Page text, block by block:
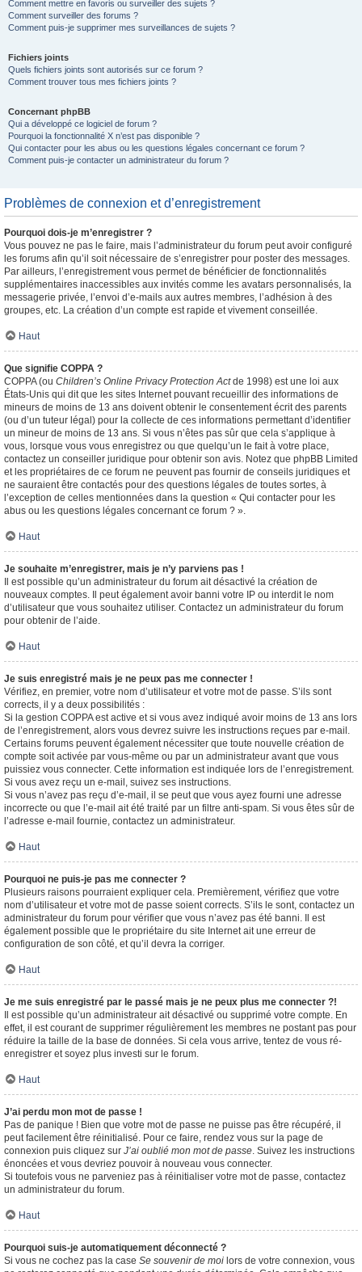
Comment mettre en favoris ou surveiller des sujets ?
Comment surveiller des forums ?
Comment puis-je supprimer mes surveillances de sujets ?
Fichiers joints
Quels fichiers joints sont autorisés sur ce forum ?
Comment trouver tous mes fichiers joints ?
Concernant phpBB
Qui a développé ce logiciel de forum ?
Pourquoi la fonctionnalité X n’est pas disponible ?
Qui contacter pour les abus ou les questions légales concernant ce forum ?
Comment puis-je contacter un administrateur du forum ?
Problèmes de connexion et d’enregistrement
Pourquoi dois-je m’enregistrer ?
Vous pouvez ne pas le faire, mais l’administrateur du forum peut avoir configuré
les forums afin qu’il soit nécessaire de s’enregistrer pour poster des messages.
Par ailleurs, l’enregistrement vous permet de bénéficier de fonctionnalités
supplémentaires inaccessibles aux invités comme les avatars personnalisés, la
messagerie privée, l’envoi d’e-mails aux autres membres, l’adhésion à des
groupes, etc. La création d’un compte est rapide et vivement conseillée.
Haut
Que signifie COPPA ?
COPPA (ou Children’s Online Privacy Protection Actde 1998) est une loi aux
États-Unis qui dit que les sites Internet pouvant recueillir des informations de
mineurs de moins de 13 ans doivent obtenir le consentement écrit des parents
(ou d’un tuteur légal) pour la collecte de ces informations permettant d’identifier
un mineur de moins de 13 ans. Si vous n’êtes pas sûr que cela s’applique à
vous, lorsque vous vous enregistrez ou que quelqu’un le fait à votre place,
contactez un conseiller juridique pour obtenir son avis. Notez que phpBB Limited
et les propriétaires de ce forum ne peuvent pas fournir de conseils juridiques et
ne sauraient être contactés pour des questions légales de toutes sortes, à
l’exception de celles mentionnées dans la question « Qui contacter pour les
abus ou les questions légales concernant ce forum ? ».
Haut
Je souhaite m’enregistrer, mais je n’y parviens pas !
Il est possible qu’un administrateur du forum ait désactivé la création de
nouveaux comptes. Il peut également avoir banni votre IP ou interdit le nom
d’utilisateur que vous souhaitez utiliser. Contactez un administrateur du forum
pour obtenir de l’aide.
Haut
Je suis enregistré mais je ne peux pas me connecter !
Vérifiez, en premier, votre nom d’utilisateur et votre mot de passe. S’ils sont
corrects, il y a deux possibilités :
Si la gestion COPPA est active et si vous avez indiqué avoir moins de 13 ans lors
de l’enregistrement, alors vous devrez suivre les instructions reçues par e-mail.
Certains forums peuvent également nécessiter que toute nouvelle création de
compte soit activée par vous-même ou par un administrateur avant que vous
puissiez vous connecter. Cette information est indiquée lors de l’enregistrement.
Si vous avez reçu un e-mail, suivez ses instructions.
Si vous n’avez pas reçu d’e-mail, il se peut que vous ayez fourni une adresse
incorrecte ou que l’e-mail ait été traité par un filtre anti-spam. Si vous êtes sûr de
l’adresse e-mail fournie, contactez un administrateur.
Haut
Pourquoi ne puis-je pas me connecter ?
Plusieurs raisons pourraient expliquer cela. Premièrement, vérifiez que votre
nom d’utilisateur et votre mot de passe soient corrects. S’ils le sont, contactez un
administrateur du forum pour vérifier que vous n’avez pas été banni. Il est
également possible que le propriétaire du site Internet ait une erreur de
configuration de son côté, et qu’il devra la corriger.
Haut
Je me suis enregistré par le passé mais je ne peux plus me connecter ?!
Il est possible qu’un administrateur ait désactivé ou supprimé votre compte. En
effet, il est courant de supprimer régulièrement les membres ne postant pas pour
réduire la taille de la base de données. Si cela vous arrive, tentez de vous ré-
enregistrer et soyez plus investi sur le forum.
Haut
J’ai perdu mon mot de passe !
Pas de panique ! Bien que votre mot de passe ne puisse pas être récupéré, il
peut facilement être réinitialisé. Pour ce faire, rendez vous sur la page de
connexion puis cliquez sur J’ai oublié mon mot de passe. Suivez les instructions
énoncées et vous devriez pouvoir à nouveau vous connecter.
Si toutefois vous ne parveniez pas à réinitialiser votre mot de passe, contactez
un administrateur du forum.
Haut
Pourquoi suis-je automatiquement déconnecté ?
Si vous ne cochez pas la case Se souvenir de moi lors de votre connexion, vous